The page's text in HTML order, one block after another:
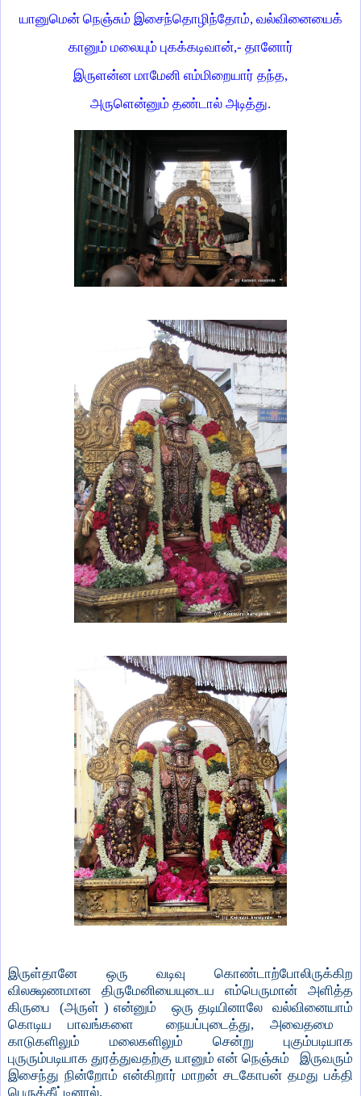
யானுமென் நெஞ்சும் இசைந்தொழிந்தோம், வல்வினையைக்
கானும் மலையும் புகக்கடிவான்,- தானோர்
இருளன்ன மாமேனி எம்மிறையார் தந்த,
அருளென்னும் தண்டால் அடித்து.
இருள்தானே ஒரு வடிவு கொண்டாற்போலிருக்கிற
விலக்ஷணமான திருமேனியையுடைய எம்பெருமான் அளித்த
கிருபை
(அருள் ) என்னும் ஒரு தடியினாலே
வல்வினையாம்
கொடிய பாவங்களை
நையப்புடைத்து, அவைதமை
காடுகளிலும் மலைகளிலும் சென்று புகும்படியாக
புருரும்படியாக துரத்துவதற்கு யானும் என் நெஞ்சும்
இருவரும்
இசைந்து நின்றோம் என்கிறார் மாறன் சடகோபன் தமது பக்தி
பெருக்கீட்டினால்.